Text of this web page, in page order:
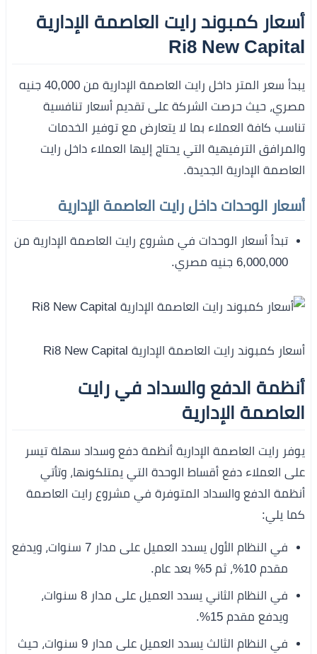
أسعار كمبوند رايت العاصمة الإدارية
Ri8 New Capital
يبدأ سعر المتر داخل رايت العاصمة الإدارية من 40,000 جنيه
مصري، حيث حرصت الشركة على تقديم أسعار تنافسية
تناسب كافة العملاء بما لا يتعارض مع توفير الخدمات
والمرافق الترفيهية التي يحتاج إليها العملاء داخل رايت
العاصمة الإدارية الجديدة.
أسعار الوحدات داخل رايت العاصمة الإدارية
تبدأ أسعار الوحدات في مشروع رايت العاصمة الإدارية من
6,000,000 جنيه مصري.
أسعار كمبوند رايت العاصمة الإدارية Ri8 New Capital
أنظمة الدفع والسداد في رايت
العاصمة الإدارية
يوفر رايت العاصمة الإدارية أنظمة دفع وسداد سهلة تيسر
على العملاء دفع أقساط الوحدة التي يمتلكونها، وتأتي
أنظمة الدفع والسداد المتوفرة في مشروع رايت العاصمة
كما يلي:
في النظام الأول يسدد العميل على مدار 7 سنوات، ويدفع
مقدم 10%، ثم 5% بعد عام.
في النظام الثاني يسدد العميل على مدار 8 سنوات،
ويدفع مقدم 15%.
في النظام الثالث يسدد العميل على مدار 9 سنوات، حيث